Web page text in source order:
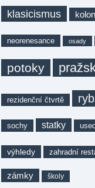
klasicismus
neorenesance osady
potoky
rezidenční čtvrtě
sochy statky
výhledy zahradní
zámky školy